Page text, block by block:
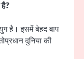
है?
है। इसमें बेहद बाप
दुनिया की